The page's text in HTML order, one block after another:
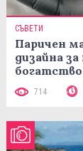
СЪВЕТИ
Паричен
дизайна
богатство
714